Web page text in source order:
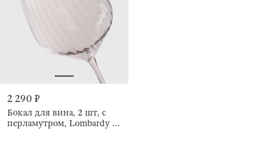
2 290 ₽
Бокал для вина, 2 шт, с
перламутром, Lombardy R